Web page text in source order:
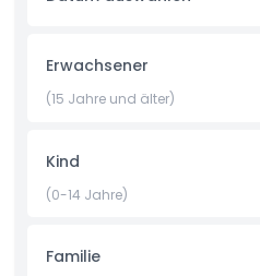
Spüre den Sprühnebel des
Kapitän durch die Wellen
Schönheit der Stadt aus einer
erkunden und unvergessliche
Auckland zu schaffen.
Erwachsener
(15 Jahre und älter)
Kind
(0-14 Jahre)
Familie